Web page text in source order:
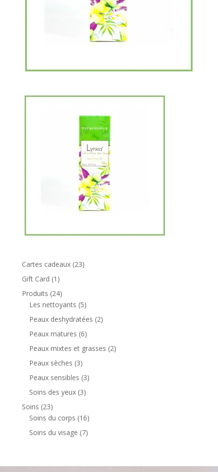
Cartes cadeaux 2323
Gift Card 1 1
produit
Produits 2424
produits
Les nettoyants 55
produits
Peaux deshydratées 22
Peaux matures 66
produits
Peaux mixtes et grasses 22
Peaux sèches 33
produits
Peaux sensibles 33
Soins des yeux 33
Soins 2323
produits
Soins du corps 1616
produits
Soins du visage 77